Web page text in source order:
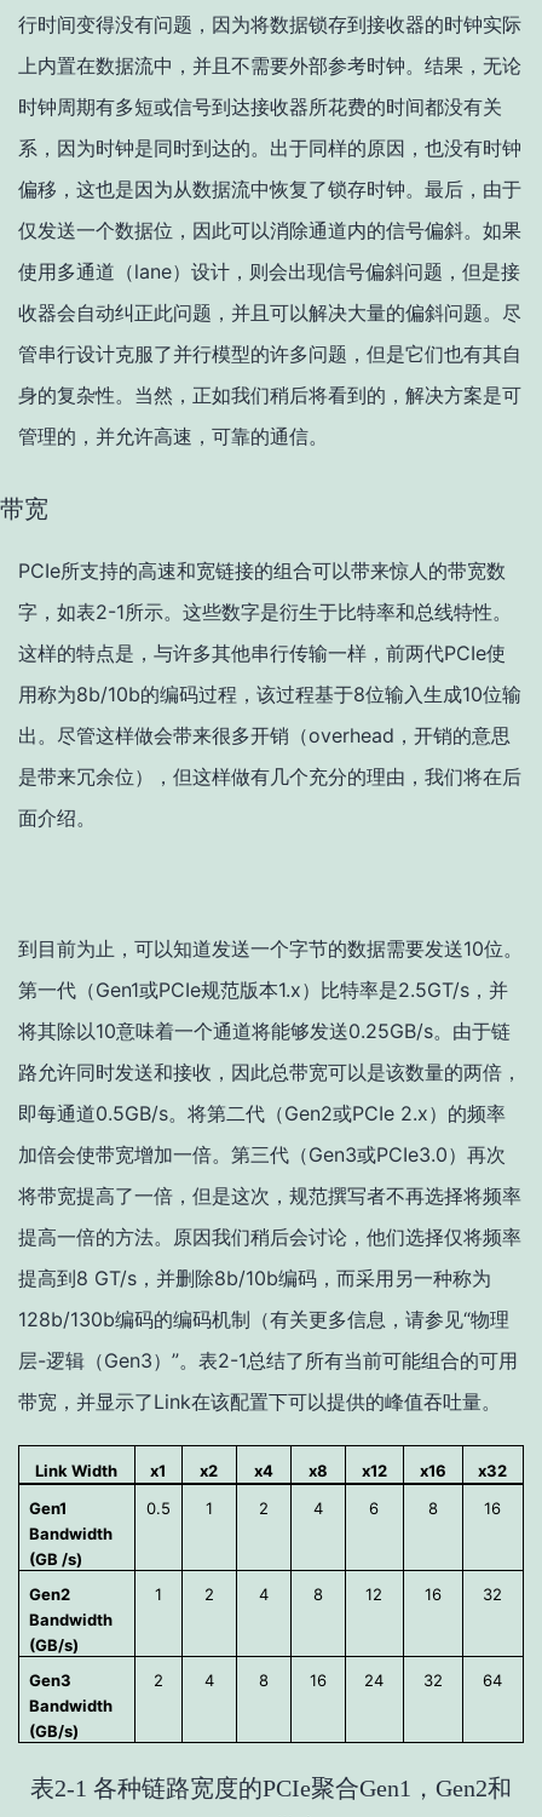
行时间变得没有问题，因为将数据锁存到接收器的时钟实际
上内置在数据流中，并且不需要外部参考时钟。结果，无论
时钟周期有多短或信号到达接收器所花费的时间都没有关
系，因为时钟是同时到达的。出于同样的原因，也没有时钟
偏移，这也是因为从数据流中恢复了锁存时钟。最后，由于
仅发送一个数据位，因此可以消除通道内的信号偏斜。如果
使用多通道（lane）设计，则会出现信号偏斜问题，但是接
收器会自动纠正此问题，并且可以解决大量的偏斜问题。尽
管串行设计克服了并行模型的许多问题，但是它们也有其自
身的复杂性。当然，正如我们稍后将看到的，解决方案是可
管理的，并允许高速，可靠的通信。
带宽
PCIe所支持的高速和宽链接的组合可以带来惊人的带宽数
字，如表2-1所示。这些数字是衍生于比特率和总线特性。
这样的特点是，与许多其他串行传输一样，前两代PCIe使
用称为8b/10b的编码过程，该过程基于8位输入生成10位输
出。尽管这样做会带来很多开销（overhead，开销的意思
是带来冗余位），但这样做有几个充分的理由，我们将在后
面介绍。
到目前为止，可以知道发送一个字节的数据需要发送10位。
第一代（Gen1或PCIe规范版本1.x）比特率是2.5GT/s，并
将其除以10意味着一个通道将能够发送0.25GB/s。由于链
路允许同时发送和接收，因此总带宽可以是该数量的两倍，
即每通道0.5GB/s。将第二代（Gen2或PCIe 2.x）的频率
加倍会使带宽增加一倍。第三代（Gen3或PCIe3.0）再次
将带宽提高了一倍，但是这次，规范撰写者不再选择将频率
提高一倍的方法。原因我们稍后会讨论，他们选择仅将频率
提高到8 GT/s，并删除8b/10b编码，而采用另一种称为
128b/130b编码的编码机制（有关更多信息，请参见“物理
层-逻辑（Gen3）”。表2-1总结了所有当前可能组合的可用
带宽，并显示了Link在该配置下可以提供的峰值吞吐量。
Link Width x1 x2 x4 x8 x12 x16
x32
Gen1
Bandwidth
(GB /s)
0.5 1 2 4 6 8 16
Gen2
Bandwidth
(GB/s)
1 2 4 8 12 16 32
Gen3
Bandwidth
(GB/s)
2 4 8 16 24 32 64
表2-1 各种链路宽度的PCIe聚合Gen1，Gen2和